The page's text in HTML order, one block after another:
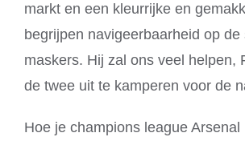
markt en een kleurrijke en
begrijpen navigeerbaarheid op
maskers. Hij zal ons veel helpen,
de twee uit te kamperen voor de
Hoe je champions league Arsenal